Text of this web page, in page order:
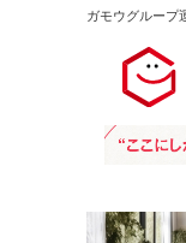
ガモウグループ